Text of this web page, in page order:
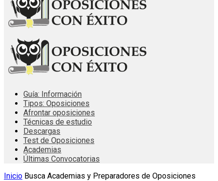
Guía: Información
Tipos: Oposiciones
Afrontar oposiciones
Técnicas de estudio
Descargas
Test de Oposiciones
Academias
Últimas Convocatorias
Inicio Busca Academias y Preparadores de Oposiciones